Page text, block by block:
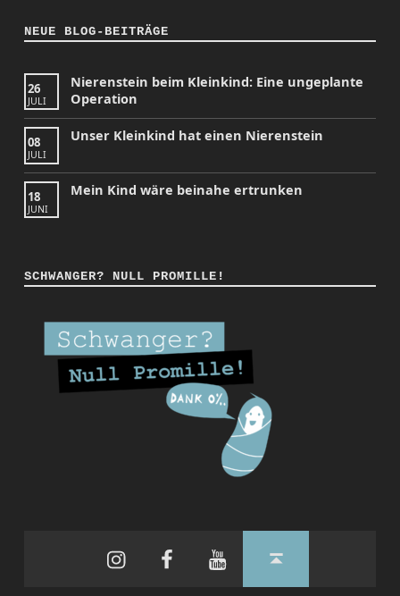
NEUE BLOG-BEITRÄGE
26
JULI
Nierenstein beim Kleinkind: Eine ungeplante
Operation
08
JULI
Unser Kleinkind hat einen Nierenstein
18
JUNI
Mein Kind wäre beinahe ertrunken
SCHWANGER? NULL PROMILLE!
FacebookYouTubeBack to top ↑